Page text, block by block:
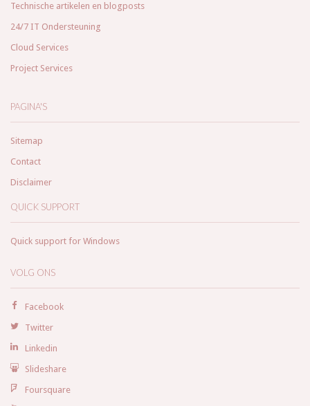
Technische artikelen en blogposts
24/7 IT Ondersteuning
Cloud Services
Project Services
PAGINA'S
Sitemap
Contact
Disclaimer
QUICK SUPPORT
Quick support for Windows
VOLG ONS
Facebook
Twitter
Linkedin
Slideshare
Foursquare